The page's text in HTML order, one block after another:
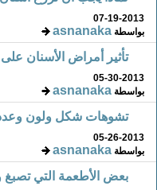
07-19-2013
بواسطةasnanaka
تأثير أمراض الأسنان
05-30-2013
بواسطةasnanaka
تشوهات شكل ولون وعدد
05-26-2013
بواسطةasnanaka
بعض الأطعمة التي تصبغ